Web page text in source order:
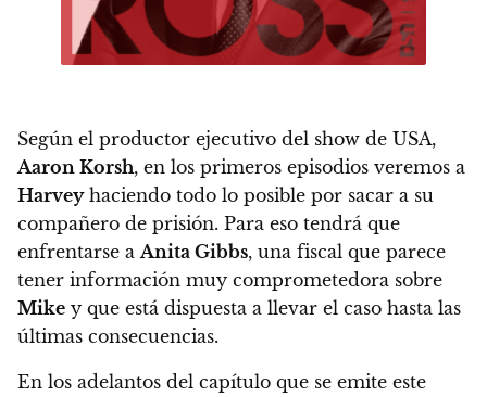
Según el productor ejecutivo del show de USA,
Aaron Korsh, en los primeros episodios veremos a
Harveyhaciendo todo lo posible por sacar a su
compañero de prisión. Para eso tendrá que
enfrentarse a Anita Gibbs, una fiscal que parece
tener información muy comprometedora sobre
Mike y que está dispuesta a llevar el caso hasta las
últimas consecuencias.
En los adelantos del capítulo que se emite este